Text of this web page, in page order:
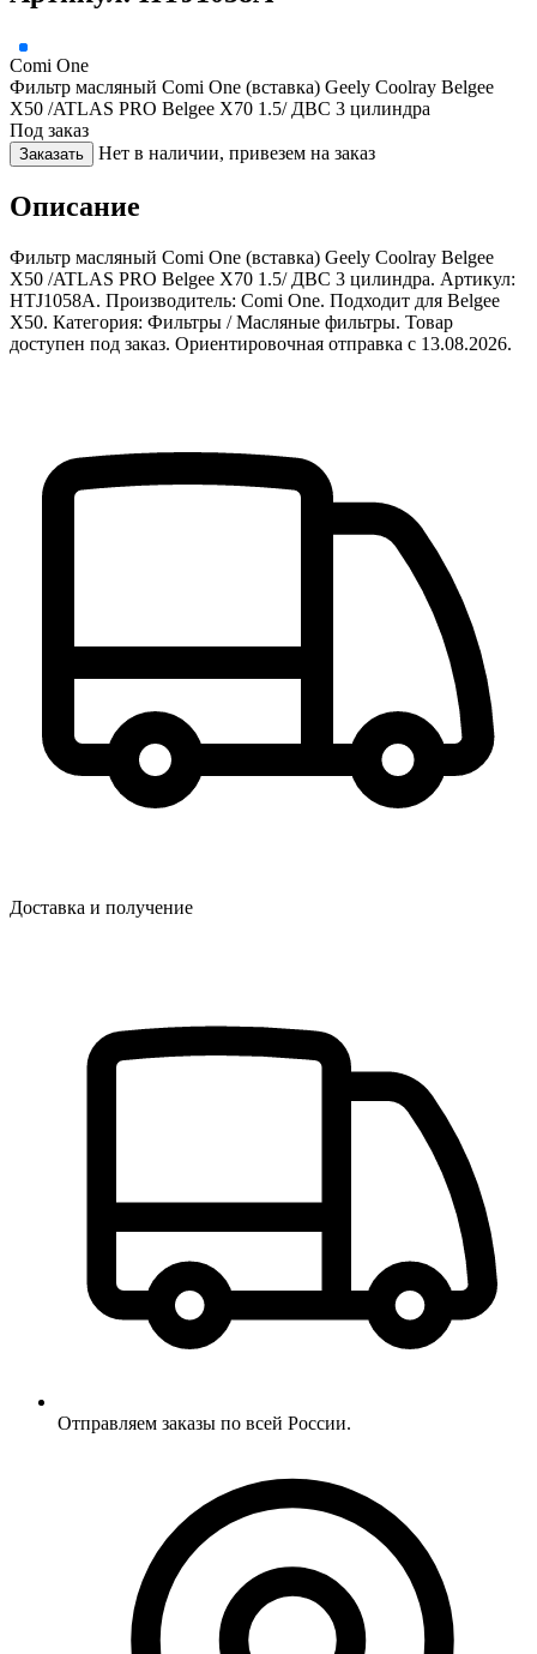
Comi One
Фильтр масляный Comi One (вставка) Geely Coolray Belgee
X50 /ATLAS PRO Belgee X70 1.5/ ДВС 3 цилиндра
Под заказ
Заказать Нет в наличии, привезем на заказ
Описание
Фильтр масляный Comi One (вставка) Geely Coolray Belgee
X50 /ATLAS PRO Belgee X70 1.5/ ДВС 3 цилиндра. Артикул:
HTJ1058A. Производитель: Comi One. Подходит для Belgee
X50. Категория: Фильтры / Масляные фильтры. Товар
доступен под заказ. Ориентировочная отправка с 13.08.2026.
Доставка и получение
Отправляем заказы по всей России.